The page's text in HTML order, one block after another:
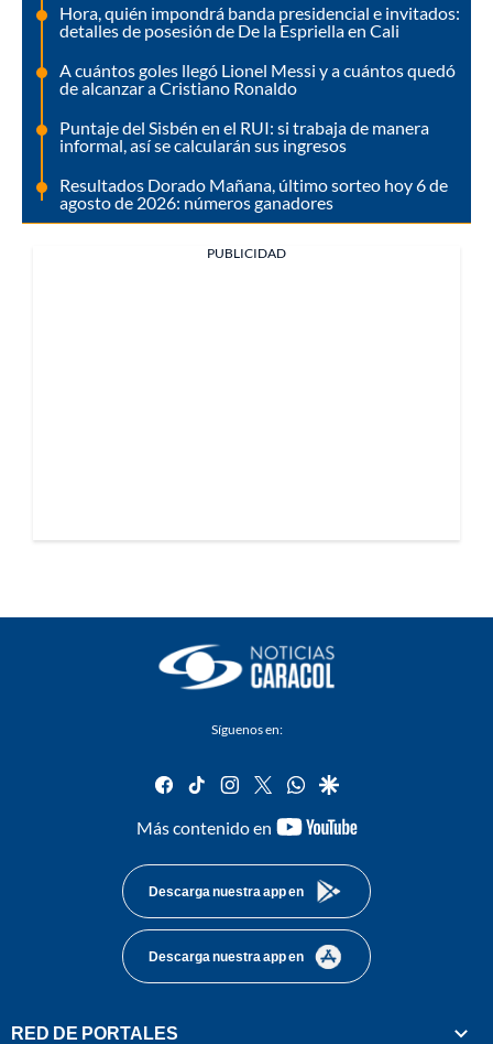
Hora, quién impondrá banda presidencial e invitados:
detalles de posesión de De la Espriella en Cali
A cuántos goles llegó Lionel Messi y a cuántos quedó
de alcanzar a Cristiano Ronaldo
Puntaje del Sisbén en el RUI: si trabaja de manera
informal, así se calcularán sus ingresos
Resultados Dorado Mañana, último sorteo hoy 6 de
agosto de 2026: números ganadores
PUBLICIDAD
Síguenos en:
facebook
tiktok instagram
twitterwhatsapp
google
Más contenido en
youtube-
Descarga nuestra app en
Descarga nuestra app en
RED DE PORTALES